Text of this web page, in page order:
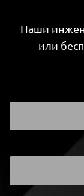
Наши
или